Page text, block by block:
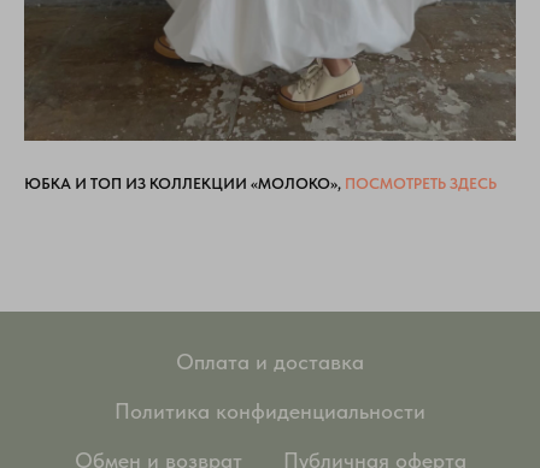
ЮБКА И ТОП ИЗ КОЛЛЕКЦИИ «МОЛОКО», ПОСМОТРЕТЬ ЗДЕСЬ
Оплата и доставка
Политика конфиденциальности
Обмен и возврат
Публичная оферта